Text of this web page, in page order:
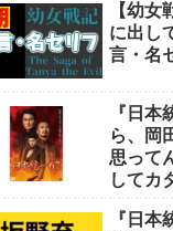
や！
【幼
に出し
言・名
『日本
ら、岡
思って
してカ
『日本